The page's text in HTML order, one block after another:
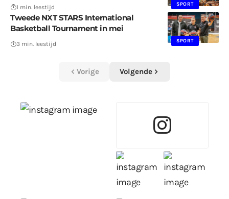
SPORT
1 min. leestijd
SPORT
Tweede NXT STARS International
Basketball Tournament in mei
3 min. leestijd
Vorige Volgende